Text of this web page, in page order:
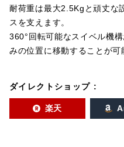
耐荷重は最大2.5Kgと頑丈な
スを支えます。
360°回転可能なスイベル機
みの位置に移動することが可
ダイレクトショップ :
楽天